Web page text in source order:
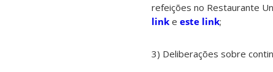
refeições no Restaurante
link e este link;
3) Deliberações sobre